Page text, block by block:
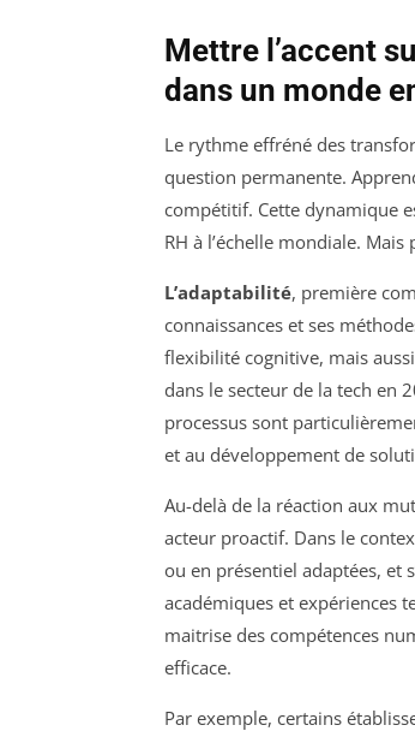
Mettre l’accent
dans un monde
Le rythme effréné des
question permanente.
compétitif. Cette dynamique
RH à l’échelle mondiale.
L’adaptabilité, première
connaissances et ses
flexibilité cognitive, mais
dans le secteur de la tech en
processus sont
et au développement de
Au-delà de la réaction aux
acteur proactif. Dans le
ou en présentiel adaptées, et
académiques et expériences
maitrise des compétences
efficace.
Par exemple, certains